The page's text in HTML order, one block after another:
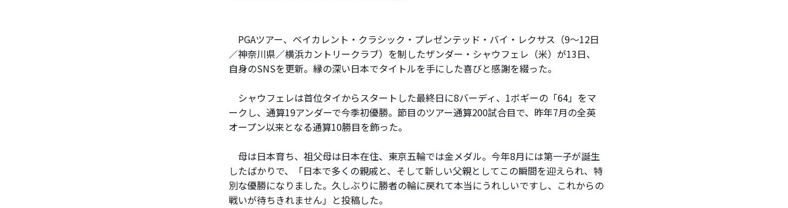
PGAツアー、ベイカレント・クラシック・プレゼンテッド・バイ・レクサス（9～12日
／神奈川県／横浜カントリークラブ）を制したザンダー・シャウフェレ（米）が13日、
自身のSNSを更新。縁の深い日本でタイトルを手にした喜びと感謝を綴った。
シャウフェレは首位タイからスタートした最終日に8バーディ、1ボギーの「64」をマ
ークし、通算19アンダーで今季初優勝。節目のツアー通算200試合目で、昨年7月の全英
オープン以来となる通算10勝目を飾った。
母は日本育ち、祖父母は日本在住、東京五輪では金メダル。今年8月には第一子が誕生
したばかりで、「日本で多くの親戚と、そして新しい父親としてこの瞬間を迎えられ、特
別な優勝になりました。久しぶりに勝者の輪に戻れて本当にうれしいですし、これからの
戦いが待ちきれません」と投稿した。